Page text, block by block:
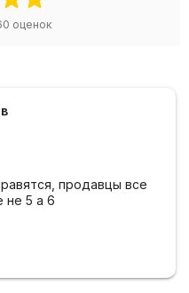
оценок
продавцы все
не 5 а 6